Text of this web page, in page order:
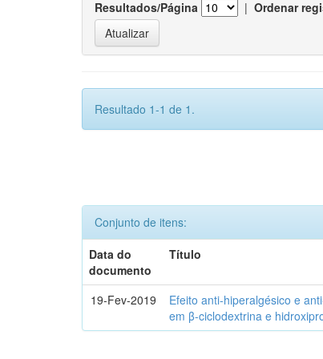
Resultados/Página | Ordenar
Resultado 1-1 de 1.
Conjunto de itens:
Data do
documento
Título
19-Fev-2019
Efeito anti-hiperalgésico e
em β-ciclodextrina e